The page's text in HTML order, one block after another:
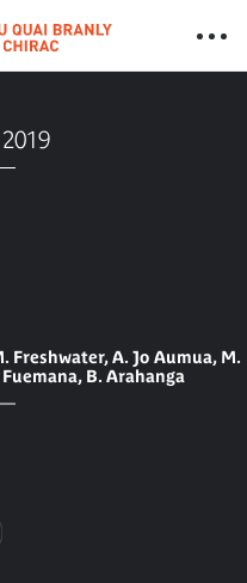
2019
A. Jo Aumua, M.
B. Arahanga